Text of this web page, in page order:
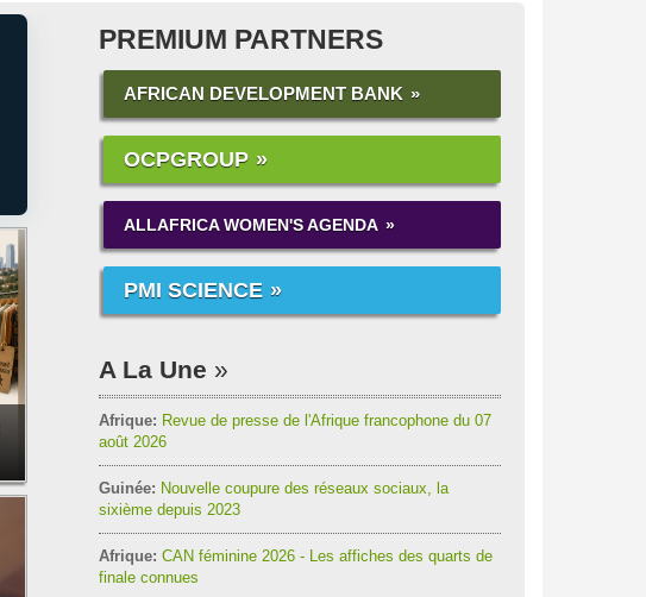
PREMIUM PARTNERS
AFRICAN DEVELOPMENT BANK
OCPGROUP
ALLAFRICA WOMEN'S AGENDA
PMI SCIENCE
A La Une
Afrique: Revue de presse de l'Afrique francophone du 07
août 2026
Guinée: Nouvelle coupure des réseaux sociaux, la
sixième depuis 2023
Afrique: CAN féminine 2026 - Les affiches des quarts de
finale connues